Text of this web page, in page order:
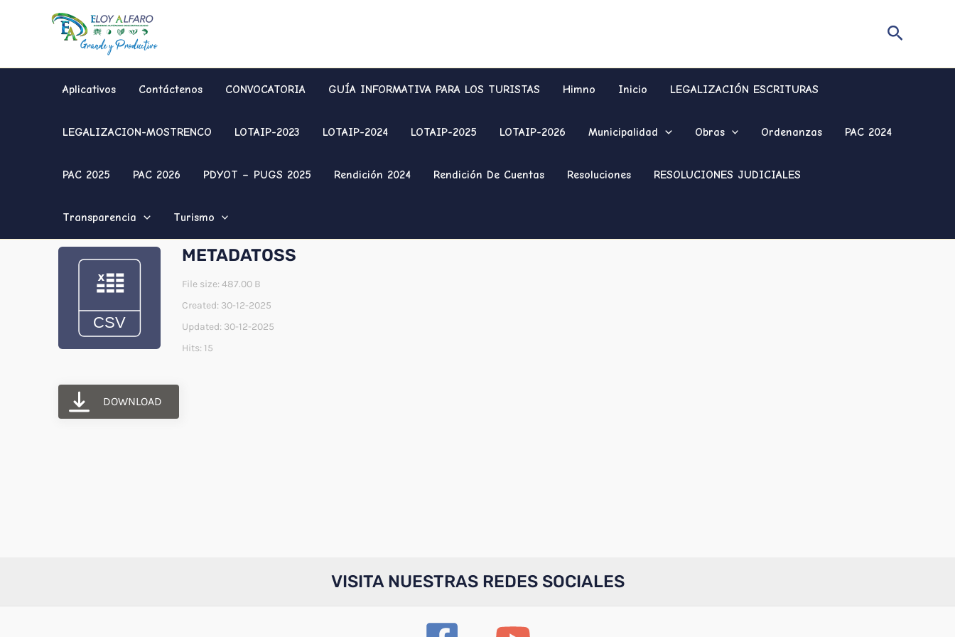
Buscar
Aplicativos Contáctenos CONVOCATORIA GUÍA INFORMATIVA PARA LOS TURISTAS Himno Inicio LEGALIZACIÓN ESCRITURAS
LEGALIZACION-MOSTRENCO LOTAIP-2023 LOTAIP-2024 LOTAIP-2025 LOTAIP-2026 Municipalidad Obras Ordenanzas PAC 2024
PAC 2025 PAC 2026 PDYOT – PUGS 2025 Rendición 2024 Rendición De Cuentas Resoluciones RESOLUCIONES JUDICIALES
Transparencia Turismo
METADATOSS
File size: 487.00 B
Created: 30-12-2025
Updated: 30-12-2025
Hits: 15
DOWNLOAD
VISITA NUESTRAS REDES SOCIALES